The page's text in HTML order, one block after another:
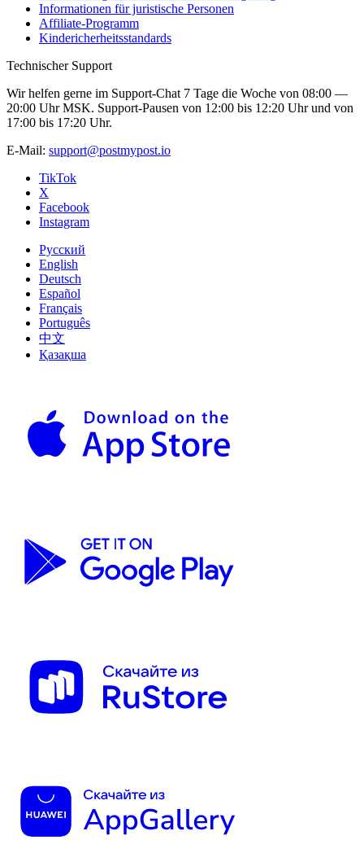
Informationen für juristische Personen
Affiliate-Programm
Kindericherheitsstandards
Technischer Support
Wir helfen gerne im Support-Chat 7 Tage die Woche von 08:00 —
20:00 Uhr MSK. Support-Pausen von 12:00 bis 12:20 Uhr und von
17:00 bis 17:20 Uhr.
E-Mail: support@postmypost.io
TikTok
X
Facebook
Instagram
Русский
English
Deutsch
Español
Français
Português
中文
Қазақша